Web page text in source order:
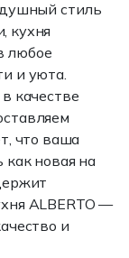
стиль
кухня
любое
и уюта.
качестве
что ваша
как новая на
ALBERTO —
и